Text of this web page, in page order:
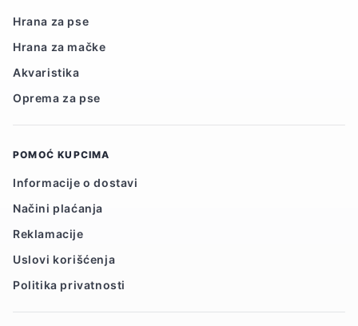
Hrana za pse
Hrana za mačke
Akvaristika
Oprema za pse
POMOĆ KUPCIMA
Informacije o dostavi
Načini plaćanja
Reklamacije
Uslovi korišćenja
Politika privatnosti